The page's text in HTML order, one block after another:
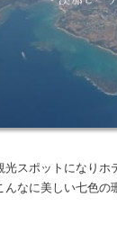
光スポットになりホ
んなに美しい七色の